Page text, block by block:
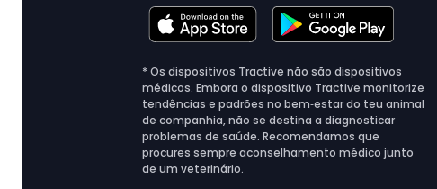
* Os dispositivos Tractive não são dispositivos
médicos. Embora o dispositivo Tractive monitorize
tendências e padrões no bem‑estar do teu animal
de companhia, não se destina a diagnosticar
problemas de saúde. Recomendamos que
procures sempre aconselhamento médico junto
de um veterinário.